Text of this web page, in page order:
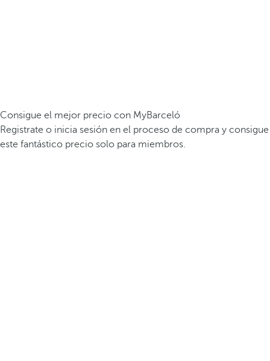
Consigue el mejor precio con MyBarceló
Registrate o inicia sesión en el proceso de compra y consigue
este fantástico precio solo para miembros.